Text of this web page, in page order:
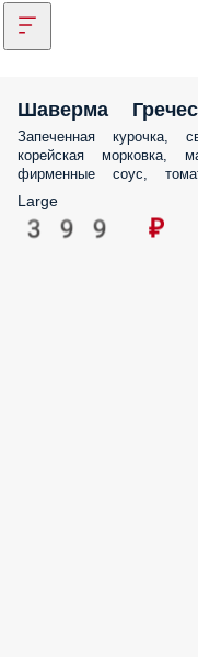
Шаверма
Запеченная курочка,
корейская морковка,
фирменные соус,
Large
399 ₽